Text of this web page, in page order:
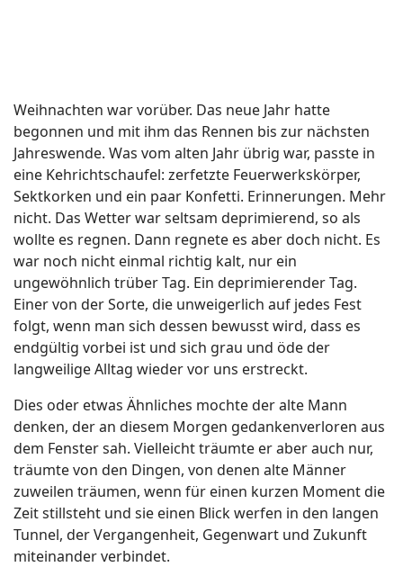
Weihnachten war vorüber. Das neue Jahr hatte
begonnen und mit ihm das Rennen bis zur nächsten
Jahreswende. Was vom alten Jahr übrig war, passte in
eine Kehrichtschaufel: zerfetzte Feuerwerkskörper,
Sektkorken und ein paar Konfetti. Erinnerungen. Mehr
nicht. Das Wetter war seltsam deprimierend, so als
wollte es regnen. Dann regnete es aber doch nicht. Es
war noch nicht einmal richtig kalt, nur ein
ungewöhnlich trüber Tag. Ein deprimierender Tag.
Einer von der Sorte, die unweigerlich auf jedes Fest
folgt, wenn man sich dessen bewusst wird, dass es
endgültig vorbei ist und sich grau und öde der
langweilige Alltag wieder vor uns erstreckt.
Dies oder etwas Ähnliches mochte der alte Mann
denken, der an diesem Morgen gedankenverloren aus
dem Fenster sah. Vielleicht träumte er aber auch nur,
träumte von den Dingen, von denen alte Männer
zuweilen träumen, wenn für einen kurzen Moment die
Zeit stillsteht und sie einen Blick werfen in den langen
Tunnel, der Vergangenheit, Gegenwart und Zukunft
miteinander verbindet.